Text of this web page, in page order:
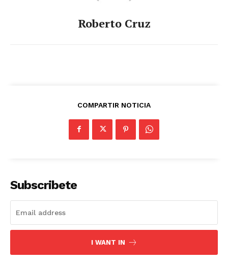
Roberto Cruz
COMPARTIR NOTICIA
Subscribete
I WANT IN